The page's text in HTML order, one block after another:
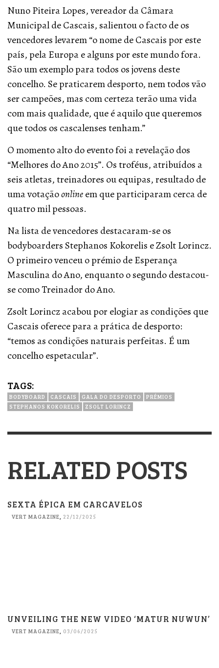
Nuno Piteira Lopes, vereador da Câmara
Municipal de Cascais, salientou o facto de os
vencedores levarem “o nome de Cascais por este
país, pela Europa e alguns por este mundo fora.
São um exemplo para todos os jovens deste
concelho. Se praticarem desporto, nem todos vão
ser campeões, mas com certeza terão uma vida
com mais qualidade, que é aquilo que queremos
que todos os cascalenses tenham.”
O momento alto do evento foi a revelação dos
“Melhores do Ano 2015”. Os troféus, atribuídos a
seis atletas, treinadores ou equipas, resultado de
uma votaçãoonlineem que participaram cerca de
quatro mil pessoas.
Na lista de vencedores destacaram-se os
bodyboarders Stephanos Kokorelis e Zsolt Lorincz.
O primeiro venceu o prémio de Esperança
Masculina do Ano, enquanto o segundo destacou-
se como Treinador do Ano.
Zsolt Lorincz acabou por elogiar as condições que
Cascais oferece para a prática de desporto:
“temos as condições naturais perfeitas. É um
concelho espetacular”.
TAGS:
BODYBOARD CASCAIS GALA DO DESPORTO
PRÉMIOS
STEPHANOS KOKORELIS
ZSOLT LORINCZ
RELATED POSTS
SEXTA ÉPICA EM CARCAVELOS
VERT MAGAZINE 22/12/2025
UNVEILING THE NEW VIDEO ‘MATUR NUWUN’
VERT MAGAZINE, 03/06/2025